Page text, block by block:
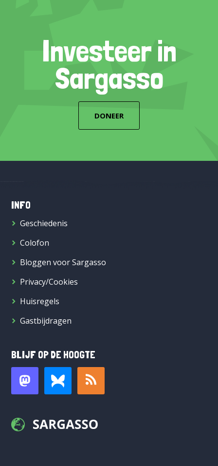
Investeer in
Sargasso
DONEER
INFO
Geschiedenis
Colofon
Bloggen voor Sargasso
Privacy/Cookies
Huisregels
Gastbijdragen
BLIJF OP DE HOOGTE